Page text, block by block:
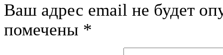
Ваш адрес email не будет
помечены *